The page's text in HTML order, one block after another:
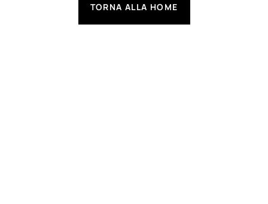
TORNA ALLA HOME